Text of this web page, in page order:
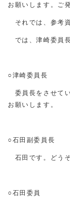
お願いします。ご
それでは、参考
では、津崎委員長
○津崎委員長
委員長をさせて
お願いします。
○石田副委員長
石田です。どう
○石田委員